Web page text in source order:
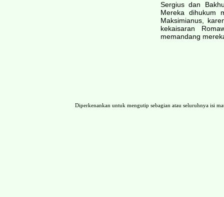
Sergius dan
Mereka dihukum
Maksimianus,
kekaisaran
memandang
Diperkenankan untuk mengutip sebagian atau seluruhnya isi